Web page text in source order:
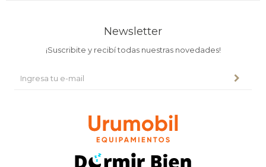
Newsletter
¡Suscribite y recibí todas nuestras novedades!